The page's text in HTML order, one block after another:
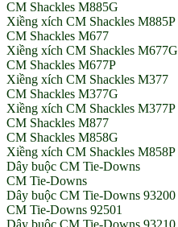
CM Shackles M885G
Xiềng xích CM Shackles M885P
CM Shackles M677
Xiềng xích CM Shackles M677G
CM Shackles M677P
Xiềng xích CM Shackles M377
CM Shackles M377G
Xiềng xích CM Shackles M377P
CM Shackles M877
CM Shackles M858G
Xiềng xích CM Shackles M858P
Dây buộc CM Tie-Downs
CM Tie-Downs
Dây buộc CM Tie-Downs 93200
CM Tie-Downs 92501
Dây buộc CM Tie-Downs 93210